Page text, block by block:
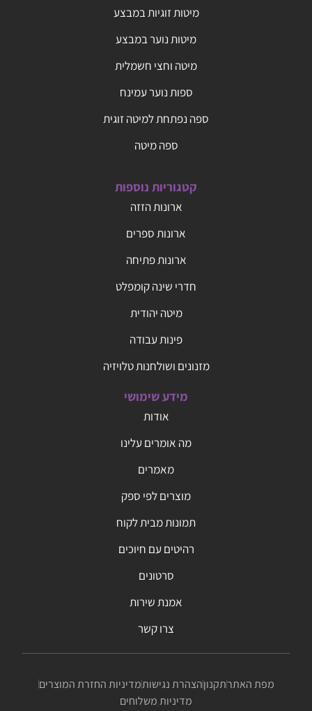
מיטות זוגיות במבצע
מיטות נוער במבצע
מיטה וחצי חשמלית
ספות נוער עמינח
ספה נפתחת למיטה זוגית
ספה מיטה
קטגוריות נוספות
ארונות הזזה
ארונות ספרים
ארונות פתיחה
חדרי שינה קומפלט
מיטה יהודית
פינות עבודה
מזנונים ושולחנות טלויזיה
מידע שימושי
אודות
מה אומרים עלינו
מאמרים
מוצרים לפי ספק
תמונות מבית לקוח
רהיטים עם חיוכים
סרטונים
אמנת שירות
צרו קשר
מפת האתרתקנוןהצהרת נגישותמדיניות החזרת המוצרים
מדיניות משלוחים